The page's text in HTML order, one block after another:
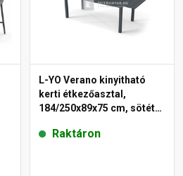
L-YO Verano kinyitható
kerti étkezőasztal,
184/250x89x75 cm, sötét
Raktáron